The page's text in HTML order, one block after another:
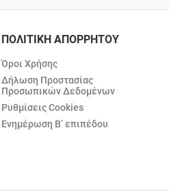
ΠΟΛΙΤΙΚΗ ΑΠΟΡΡΗΤΟΥ
Όροι Χρήσης
Δήλωση Προστασίας
Προσωπικών Δεδομένων
Ρυθμίσεις Cookies
Ενημέρωση Β’ επιπέδου